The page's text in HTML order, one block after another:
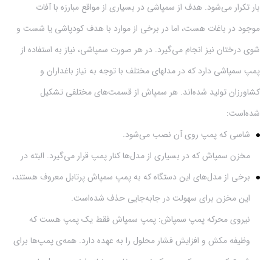
بار تکرار می‌شود. هدف از سمپاشی در بسیاری از مواقع مبارزه با آفات
موجود در باغات هست، اما در برخی از موارد با هدف کودپاشی یا شست و
شوی درختان نیز انجام می‌گیرد. در هر صورت سمپاشی، نیاز به استفاده از
پمپ سمپاشی دارد که در مدلهای مختلف با توجه به نیاز باغداران و
کشاورزان تولید شده‌اند. هر سمپاش از قسمت‌های مختلفی تشکیل
شده‌است:
شاسی که پمپ روی آن نصب می‌شود.
مخزن سمپاش که در بسیاری از مدل‌ها کنار پمپ قرار می‌گیرد. البته در
برخی از مدل‌های این دستگاه که به پمپ سمپاش پرتابل معروف هستند،
این مخزن برای سهولت در جابه‌جایی حذف شده‌است.
نیروی محرکه پمپ سمپاش: پمپ سمپاش فقط یک پمپ هست که
وظیفه مکش و افزایش فشار محلول را به عهده دارد. همه‌ی پمپ‌ها برای